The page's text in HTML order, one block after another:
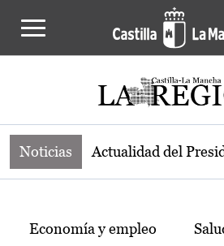
Noticias de la región
Noticias Actualidad del
Temas
Economía y empleo